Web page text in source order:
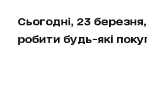
Сьогодні, 23
робити будь-які